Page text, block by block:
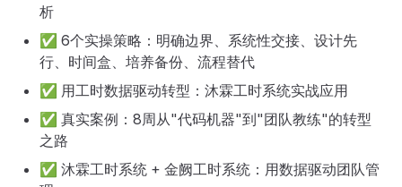
析
✅ 6个实操策略：明确边界、系统性交接、设计先
行、时间盒、培养备份、流程替代
✅ 用工时数据驱动转型：沐霖工时系统实战应用
✅ 真实案例：8周从"代码机器"到"团队教练"的转型
之路
✅ 沐霖工时系统 + 金阙工时系统：用数据驱动团队管